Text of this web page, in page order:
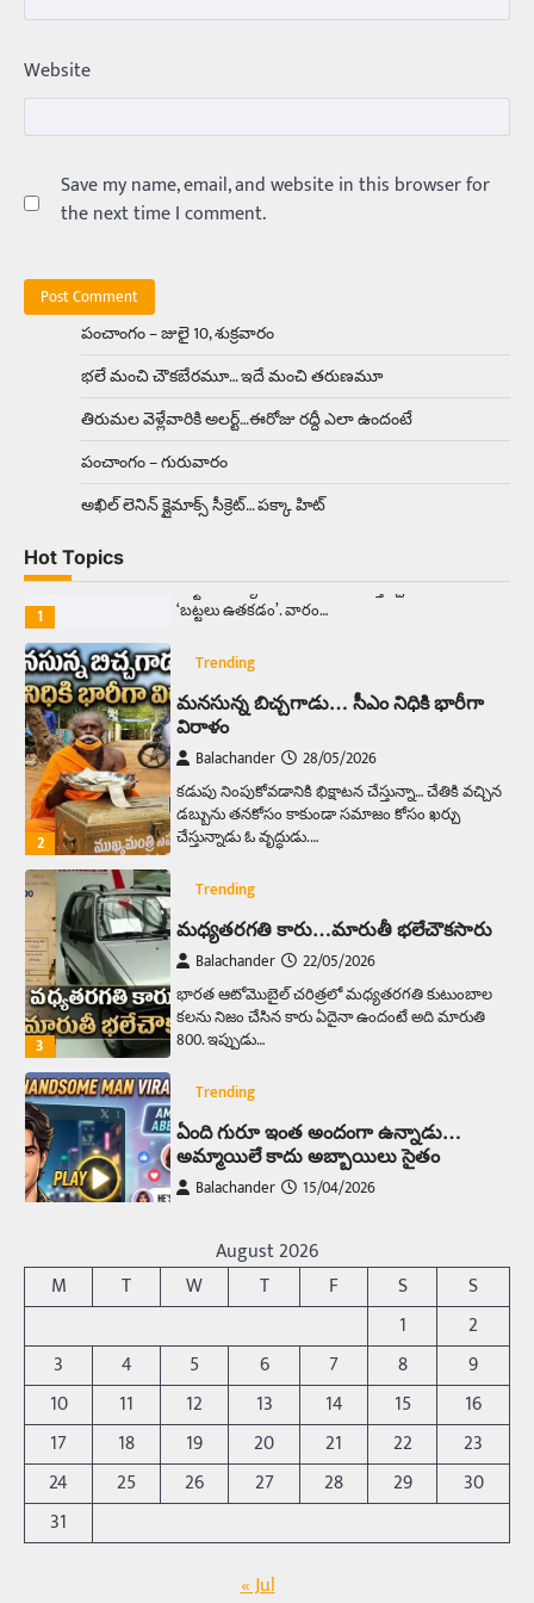
Website
Save my name, email, and website in this browser for
the next time I comment.
పంచాంగం – జులై 10, శుక్రవారం
భలే మంచి చౌకబేరమూ… ఇదే మంచి తరుణమూ
తిరుమల వెళ్లేవారికి అలర్ట్‌…ఈరోజు రద్దీ ఎలా ఉందంటే
పంచాంగం – గురువారం
అఖిల్‌ లెనిన్ క్లైమాక్స్‌ సీక్రెట్‌… పక్కా హిట్‌
Hot Topics
Balachander 15/04/2026
అందమైన అమ్మాయిని పుత్తడి బొమ్మఅని లేదా బాపూ
అందంగా ఉంటారనే నానుడి…
Balachander
ఉత్తర ప్రదేశ్‌లోని ఝాన్సీ జిల్లాలో ఒక వింతైన రోడ్డు
ప్రమాదం చోటుచేసుకుంది. ఝాన్సీ–కాన్పూర్ జాతీయ
రహదారిపై వేల సంఖ్యలో బీరు…
1
Trending
అక్కడ ఆదివారం బట్టలు ఉతికితే…జైలుకే
సాఫ్ట్‌వేర్ ఉద్యోగి వరకు అందరికీ గుర్తొచ్చే మొదటి పని
‘బట్టలు ఉతకడం’. వారం…
2
Trending
మనసున్న బిచ్చగాడు… సీఎం నిధికి భారీగా
విరాళం
Balachander 28/05/2026
కడుపు నింపుకోవడానికి భిక్షాటన చేస్తున్నా… చేతికి వచ్చిన
డబ్బును తనకోసం కాకుండా సమాజం కోసం ఖర్చు
చేస్తున్నాడు ఓ వృద్ధుడు.…
3
Trending
మధ్యతరగతి కారు…మారుతీ భలేచౌకసారు
Balachander 22/05/2026
భారత ఆటోమొబైల్ చరిత్రలో మధ్యతరగతి కుటుంబాల
కలను నిజం చేసిన కారు ఏదైనా ఉందంటే అది మారుతి
800. ఇప్పుడు…
4
Trending
ఏంది గురూ ఇంత అందంగా ఉన్నాడు…
అమ్మాయిలే కాదు అబ్బాయిలు సైతం
Balachander 15/04/2026
బోమ్మ అని పిలుస్తాం. స్పెయిన్‌ అమ్మాయిలు చాలా
అందంగా ఉంటారనే నానుడి…
5
రోడ్డుపై ఏరులై పారిన బీర్లు… ఘాటుతో
మండుతున్న నోర్లు
Balachander 15/04/2026
ఉత్తర ప్రదేశ్‌లోని ఝాన్సీ జిల్లాలో ఒక వింతైన రోడ్డు
ప్రమాదం చోటుచేసుకుంది. ఝాన్సీ–కాన్పూర్ జాతీయ
రహదారిపై వేల సంఖ్యలో బీరు…
Trending
అక్కడ ఆదివారం బట్టలు ఉతికితే…జైలుకే
August 2026
M
T W T F S
S
1
2
3
4 5 6 7 8
9
10
11 12 13 14 15
16
17
18 19 20 21 22
23
24
25 26 27 28 29
30
31
« Jul